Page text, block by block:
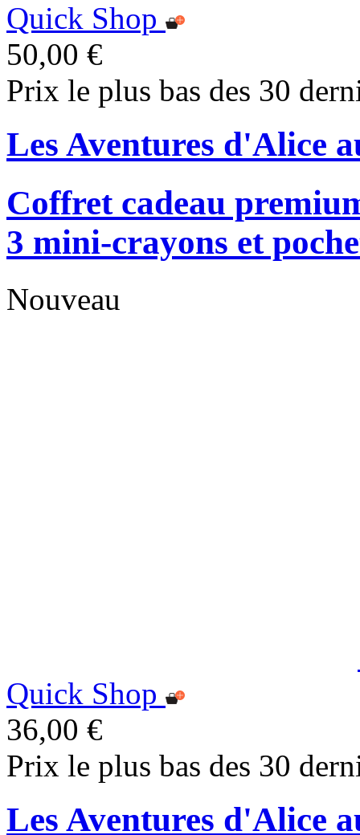
Quick Shop
50,00 €
Prix le plus bas des 30
Les Aventures d'Alice
Coffret cadeau
3 mini-crayons et
Nouveau
Quick Shop
36,00 €
Prix le plus bas des 30
Les Aventures d'Alice